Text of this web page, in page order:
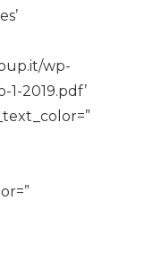
wp-
2019.pdf’